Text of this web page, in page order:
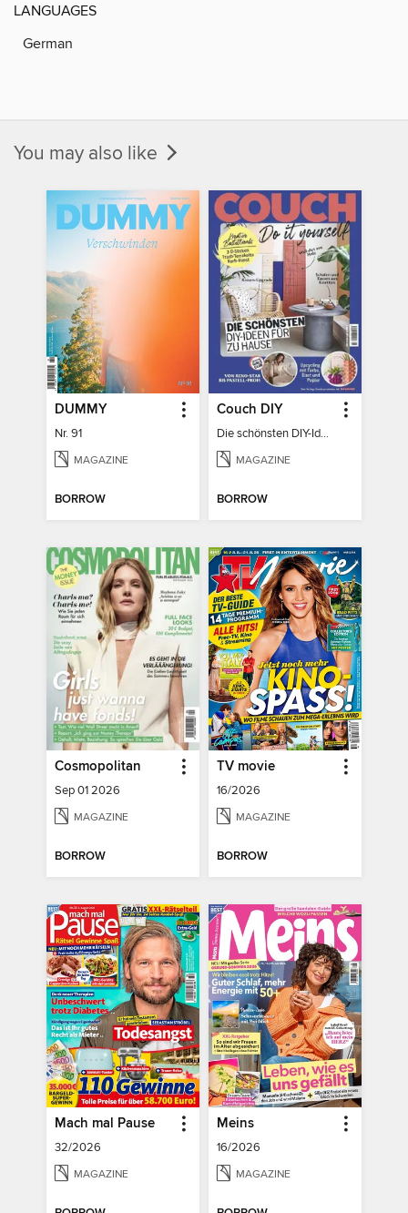
LANGUAGES
German
You may also like
DUMMY
Nr. 91
MAGAZINE
BORROW
Couch DIY
Die schönsten DIY-Ideen für zu Hause
MAGAZINE
BORROW
Cosmopolitan
Sep 01 2026
MAGAZINE
BORROW
TV movie
16/2026
MAGAZINE
BORROW
Mach mal Pause
32/2026
MAGAZINE
Meins
16/2026
MAGAZINE